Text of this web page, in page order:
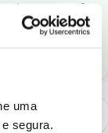
uma
segura.